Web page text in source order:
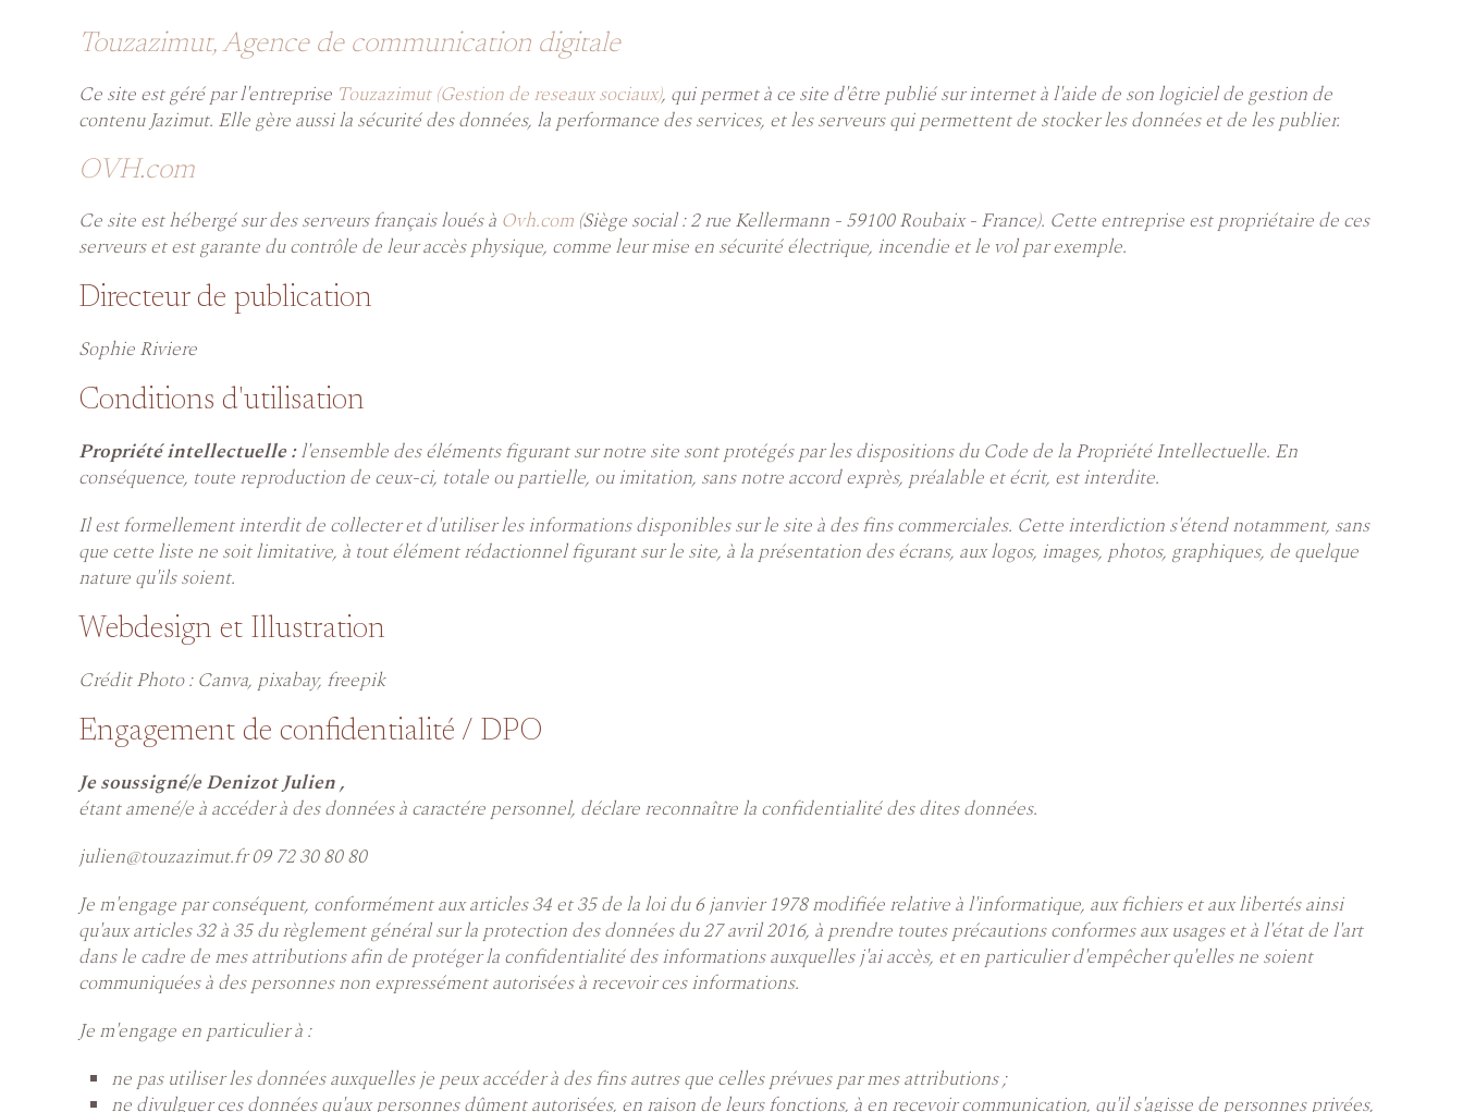
Touzazimut, Agence de communication digitale
Ce site est géré par l'entreprise Touzazimut (Gestion de reseaux sociaux), qui permet à ce site d'être publié sur internet à l'aide de son logiciel de gestion de
contenu Jazimut. Elle gère aussi la sécurité des données, la performance des services, et les serveurs qui permettent de stocker les données et de les publier.
OVH.com
Ce site est hébergé sur des serveurs français loués à Ovh.com (Siège social : 2 rue Kellermann - 59100 Roubaix - France). Cette entreprise est propriétaire de ces
serveurs et est garante du contrôle de leur accès physique, comme leur mise en sécurité électrique, incendie et le vol par exemple.
Directeur de publication
Sophie Riviere
Conditions d'utilisation
Propriété intellectuelle :l'ensemble des éléments figurant sur notre site sont protégés par les dispositions du Code de la Propriété Intellectuelle. En
conséquence, toute reproduction de ceux-ci, totale ou partielle, ou imitation, sans notre accord exprès, préalable et écrit, est interdite.
Il est formellement interdit de collecter et d'utiliser les informations disponibles sur le site à des fins commerciales. Cette interdiction s'étend notamment, sans
que cette liste ne soit limitative, à tout élément rédactionnel figurant sur le site, à la présentation des écrans, aux logos, images, photos, graphiques, de quelque
nature qu'ils soient.
Webdesign et Illustration
Crédit Photo : Canva, pixabay, freepik
Engagement de confidentialité / DPO
Je soussigné/e Denizot Julien ,
étant amené/e à accéder à des données à caractére personnel, déclare reconnaître la confidentialité des dites données.
julien@touzazimut.fr 09 72 30 80 80
Je m'engage par conséquent, conformément aux articles 34 et 35 de la loi du 6 janvier 1978 modifiée relative à l'informatique, aux fichiers et aux libertés ainsi
qu'aux articles 32 à 35 du règlement général sur la protection des données du 27 avril 2016, à prendre toutes précautions conformes aux usages et à l'état de l'art
dans le cadre de mes attributions afin de protéger la confidentialité des informations auxquelles j'ai accès, et en particulier d'empêcher qu'elles ne soient
communiquées à des personnes non expressément autorisées à recevoir ces informations.
Je m'engage en particulier à :
ne pas utiliser les données auxquelles je peux accéder à des fins autres que celles prévues par mes attributions ;
ne divulguer ces données qu'aux personnes dûment autorisées, en raison de leurs fonctions, à en recevoir communication, qu'il s'agisse de personnes privées,